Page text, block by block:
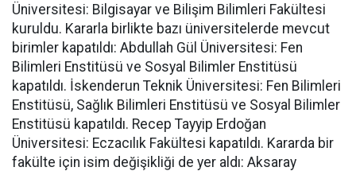
Üniversitesi: Bilgisayar ve Bilişim Bilimleri Fakültesi
kuruldu. Kararla birlikte bazı üniversitelerde mevcut
birimler kapatıldı: Abdullah Gül Üniversitesi: Fen
Bilimleri Enstitüsü ve Sosyal Bilimler Enstitüsü
kapatıldı. İskenderun Teknik Üniversitesi: Fen Bilimleri
Enstitüsü, Sağlık Bilimleri Enstitüsü ve Sosyal Bilimler
Enstitüsü kapatıldı. Recep Tayyip Erdoğan
Üniversitesi: Eczacılık Fakültesi kapatıldı. Kararda bir
fakülte için isim değişikliği de yer aldı: Aksaray